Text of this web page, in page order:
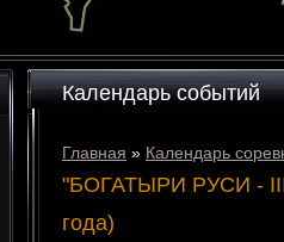
Календарь событий
Главная » Календарь
"БОГАТЫРИ РУСИ -
года)